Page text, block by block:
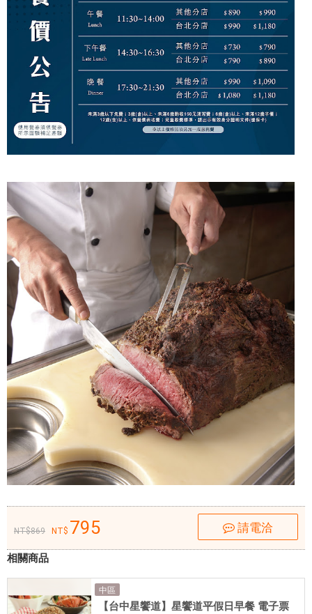
盛
自
助
餐
外
，
供
制
菜
品
服
務
和
人
廂
下
是
更
869 795 請電洽
相關商品
中區
【台中星饗道】星饗道平假日早餐 電子票